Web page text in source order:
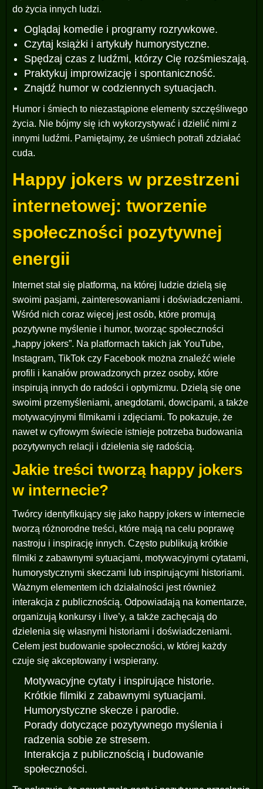
do życia innych ludzi.
Oglądaj komedie i programy rozrywkowe.
Czytaj książki i artykuły humorystyczne.
Spędzaj czas z ludźmi, którzy Cię rozśmieszają.
Praktykuj improwizację i spontaniczność.
Znajdź humor w codziennych sytuacjach.
Humor i śmiech to niezastąpione elementy szczęśliwego
życia. Nie bójmy się ich wykorzystywać i dzielić nimi z
innymi ludźmi. Pamiętajmy, że uśmiech potrafi zdziałać
cuda.
Happy jokers w przestrzeni
internetowej: tworzenie
społeczności pozytywnej
energii
Internet stał się platformą, na której ludzie dzielą się
swoimi pasjami, zainteresowaniami i doświadczeniami.
Wśród nich coraz więcej jest osób, które promują
pozytywne myślenie i humor, tworząc społeczności
„happy jokers”. Na platformach takich jak YouTube,
Instagram, TikTok czy Facebook można znaleźć wiele
profili i kanałów prowadzonych przez osoby, które
inspirują innych do radości i optymizmu. Dzielą się one
swoimi przemyśleniami, anegdotami, dowcipami, a także
motywacyjnymi filmikami i zdjęciami. To pokazuje, że
nawet w cyfrowym świecie istnieje potrzeba budowania
pozytywnych relacji i dzielenia się radością.
Jakie treści tworzą happy jokers
w internecie?
Twórcy identyfikujący się jako happy jokers w internecie
tworzą różnorodne treści, które mają na celu poprawę
nastroju i inspirację innych. Często publikują krótkie
filmiki z zabawnymi sytuacjami, motywacyjnymi cytatami,
humorystycznymi skeczami lub inspirującymi historiami.
Ważnym elementem ich działalności jest również
interakcja z publicznością. Odpowiadają na komentarze,
organizują konkursy i live’y, a także zachęcają do
dzielenia się własnymi historiami i doświadczeniami.
Celem jest budowanie społeczności, w której każdy
czuje się akceptowany i wspierany.
Motywacyjne cytaty i inspirujące historie.
Krótkie filmiki z zabawnymi sytuacjami.
Humorystyczne skecze i parodie.
Porady dotyczące pozytywnego myślenia i
radzenia sobie ze stresem.
Interakcja z publicznością i budowanie
społeczności.